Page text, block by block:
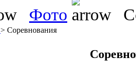
Фото
> Соревнования